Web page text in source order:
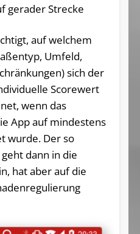
gerader Strecke
auf welchem
Umfeld,
sich der
Scorewert
wenn das
App auf mindestens
wurde. Der so
dann in die
hat aber auf die